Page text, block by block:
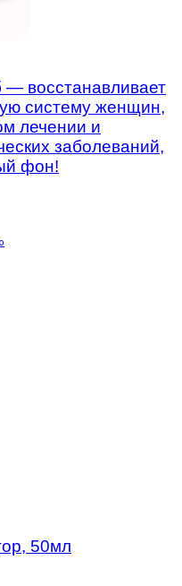
восстанавливает
систему женщин,
лечении и
заболеваний,
фон!
50мл